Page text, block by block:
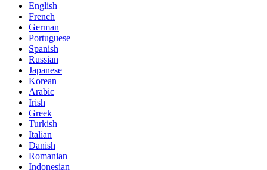
English
French
German
Portuguese
Spanish
Russian
Japanese
Korean
Arabic
Irish
Greek
Turkish
Italian
Danish
Romanian
Indonesian